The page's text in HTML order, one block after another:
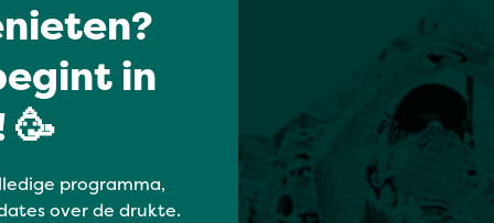
in
🥳
programma,
over de drukte.